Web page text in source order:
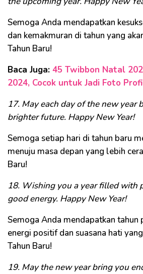
Semoga Anda mendapatkan
dan kemakmuran di tahun yang
Tahun Baru!
Baca Juga: 45 Twibbon Natal
2024, Cocok untuk Jadi Foto
17. May each day of the new year
brighter future. Happy New Year!
Semoga setiap hari di tahun baru
menuju masa depan yang lebih
Baru!
18. Wishing you a year filled with
good energy. Happy New Year!
Semoga Anda mendapatkan tahun
energi positif dan suasana hati
Tahun Baru!
19. May the new year bring you